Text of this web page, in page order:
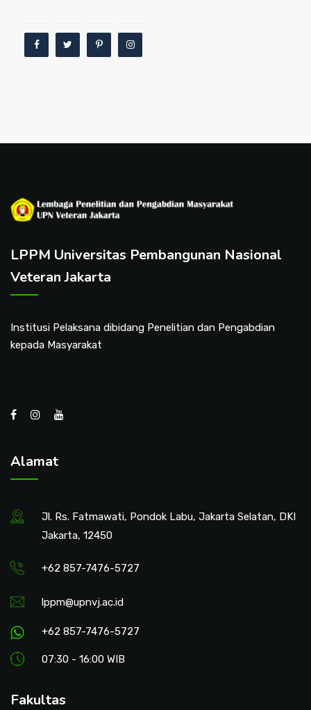
LPPM Universitas Pembangunan Nasional
Veteran Jakarta
Institusi Pelaksana dibidang Penelitian dan Pengabdian
kepada Masyarakat
Alamat
Jl. Rs. Fatmawati, Pondok Labu, Jakarta Selatan, DKI
Jakarta, 12450
+62 857-7476-5727
lppm@upnvj.ac.id
+62 857-7476-5727
07:30 - 16:00 WIB
Fakultas